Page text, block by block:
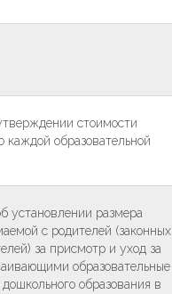
стоимости
каждой образовательной
установлении размера
с родителей (законных
за присмотр и уход за
образовательные
образования в